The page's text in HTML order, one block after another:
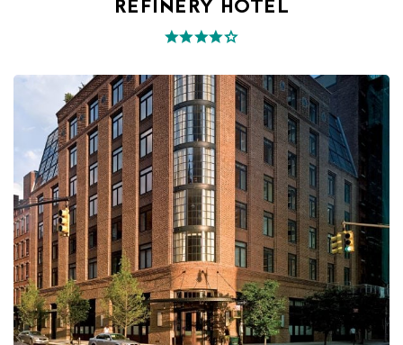
REFINERY HOTEL